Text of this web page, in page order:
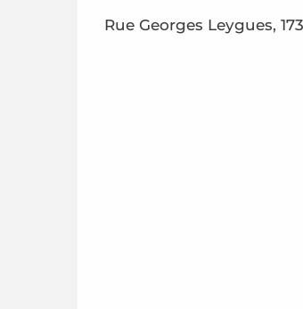
Rue Georges Leygues,